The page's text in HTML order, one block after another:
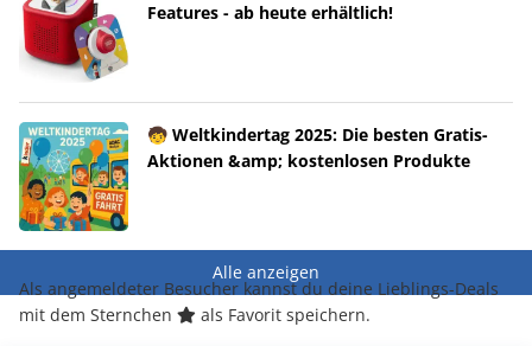
Features - ab heute erhältlich!
🧒 Weltkindertag 2025: Die besten Gratis-
Aktionen &amp; kostenlosen Produkte
Alle anzeigen
Als angemeldeter Besucher kannst du deine Lieblings-Deals
mit dem Sternchen
als Favorit speichern.